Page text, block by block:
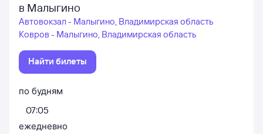
в Малыгино
Автовокзал - Малыгино, Владимирская область
Ковров - Малыгино, Владимирская область
Найти билеты
по будням
07:05
ежедневно